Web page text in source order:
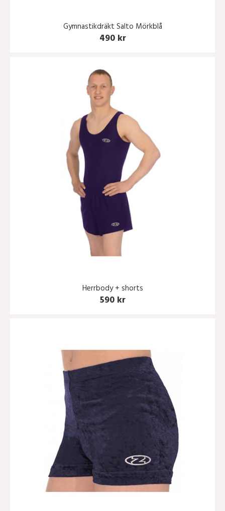
Gymnastikdräkt Salto Mörkblå
490 kr
Herrbody + shorts
590 kr